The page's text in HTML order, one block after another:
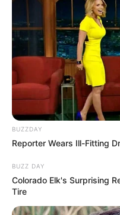
BUZZDAY
Reporter Wears Ill-Fitting
BUZZ DAY
Colorado Elk's Surprising
Tire